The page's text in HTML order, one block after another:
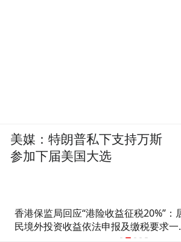
居
直
土耳其一市长跟萨拉
我们送你一块漂亮的
美媒：特朗普私下支持万斯
参加下届美国大选